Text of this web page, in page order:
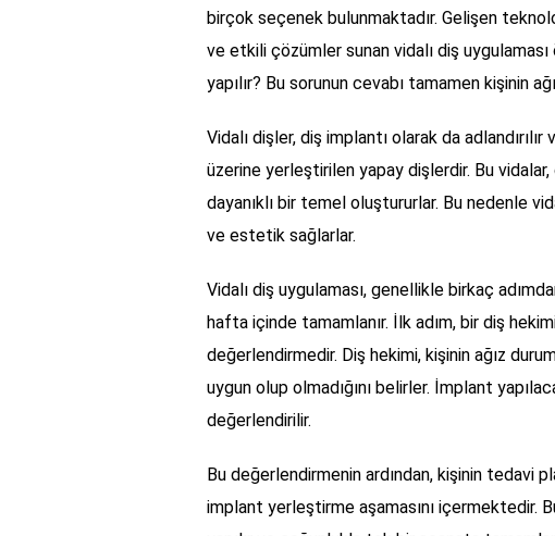
birçok seçenek bulunmaktadır. Gelişen
ve etkili çözümler sunan vidalı diş
yapılır? Bu sorunun cevabı tamamen kişinin
Vidalı dişler, diş implantı olarak da
üzerine yerleştirilen yapay dişlerdir. Bu
dayanıklı bir temel oluştururlar. Bu nedenle
ve estetik sağlarlar.
Vidalı diş uygulaması, genellikle birkaç
hafta içinde tamamlanır. İlk adım, bir diş
değerlendirmedir. Diş hekimi, kişinin ağız
uygun olup olmadığını belirler. İmplant
değerlendirilir.
Bu değerlendirmenin ardından, kişinin tedavi
implant yerleştirme aşamasını içermektedir.